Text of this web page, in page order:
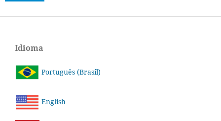
Idioma
Português (Brasil)
English